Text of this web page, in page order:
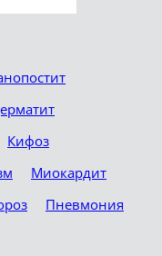
Кифоз
Миокардит
Пневмония